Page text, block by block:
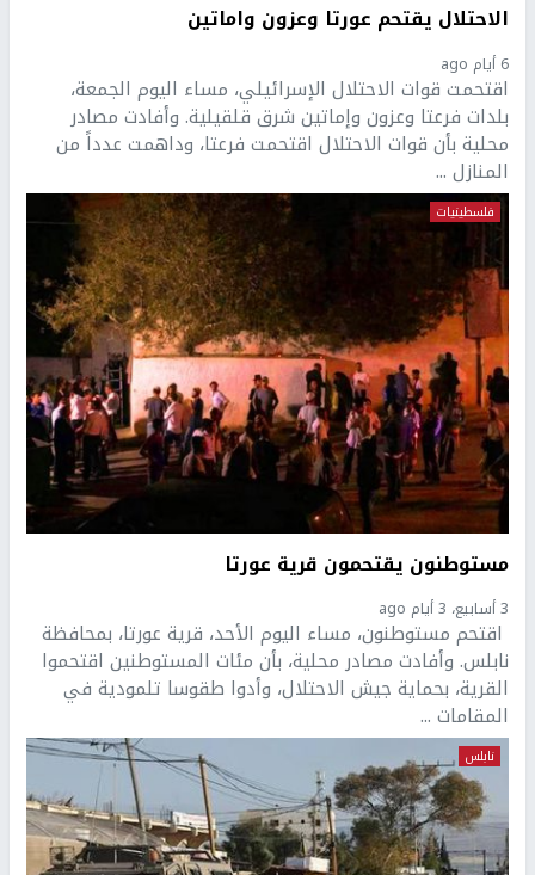
الاحتلال يقتحم عورتا وعزون واماتين
6 أيام ago
اقتحمت قوات الاحتلال الإسرائيلي، مساء اليوم الجمعة،
بلدات فرعتا وعزون وإماتين شرق قلقيلية. وأفادت مصادر
محلية بأن قوات الاحتلال اقتحمت فرعتا، وداهمت عدداً من
المنازل ...
فلسطينيات
مستوطنون يقتحمون قرية عورتا
3 أسابيع، 3 أيام ago
اقتحم مستوطنون، مساء اليوم الأحد، قرية عورتا، بمحافظة
نابلس. وأفادت مصادر محلية، بأن مئات المستوطنين اقتحموا
القرية، بحماية جيش الاحتلال، وأدوا طقوسا تلمودية في
المقامات ...
نابلس